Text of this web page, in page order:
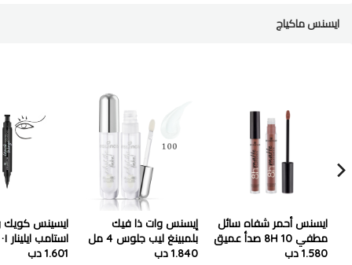
ايسنس ماكياج
ايسنس أحمر شفاه سائل
مطفي 8H 10 صدأ عميق
1.580 دب
إيسنس وات ذا فيك
بلمبينغ ليب جلوس 4 مل
– 100 شير جينيوس
1.840 دب
ايسينس كويك
استامب ايلينار ٠١ بلاك
1.601 دب